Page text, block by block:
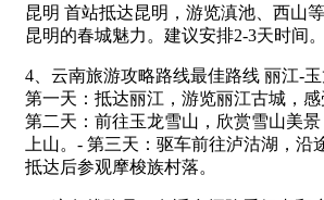
昆明 首站抵达昆明，游览滇池、西山
昆明的春城魅力。建议安排2-3天时间。
4、云南旅游攻略路线最佳路线 丽江-
第一天：抵达丽江，游览丽江古城，
第二天：前往玉龙雪山，欣赏雪山美
上山。- 第三天：驱车前往泸沽湖，沿
抵达后参观摩梭族村落。